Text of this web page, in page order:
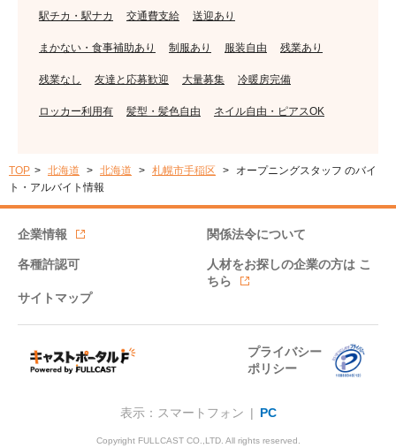
駅チカ・駅ナカ 交通費支給 送迎あり
まかない・食事補助あり 制服あり 服装自由 残業あり
残業なし 友達と応募歓迎 大量募集 冷暖房完備
ロッカー利用有 髪型・髪色自由 ネイル自由・ピアスOK
TOP 北海道 北海道 札幌市手稲区
オープニングスタッフ のバイ
ト・アルバイト情報
企業情報 関係法令について
各種許認可 人材をお探しの企業の方は こ
ちら
サイトマップ
プライバシー
ポリシー
表示：スマートフォン | PC
Copyright FULLCAST CO.,LTD. All rights reserved.